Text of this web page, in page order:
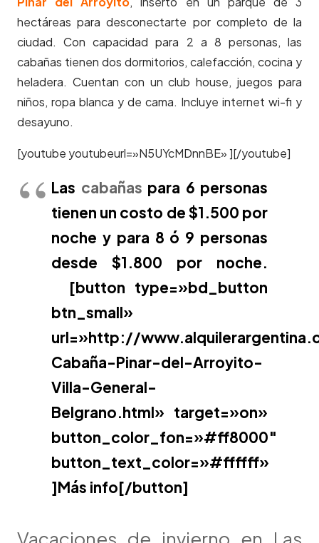
hectáreas para desconectarte por completo de la
ciudad. Con capacidad para 2 a 8 personas, las
cabañas tienen dos dormitorios, calefacción, cocina y
heladera. Cuentan con un club house, juegos para
niños, ropa blanca y de cama. Incluye internet wi-fi y
desayuno.
[youtube youtubeurl=»N5UYcMDnnBE» ][/youtube]
Las cabañas para 6 personas
tienen un costo de $1.500 por
noche y para 8 ó 9 personas
desde $1.800 por noche.
[button type=»bd_button
btn_small»
url=»http://
Cabaña-Pinar-del-Arroyito-
Villa-General-
Belgrano.html» target=»on»
button_color_fon=»#ff8000″
button_text_color=»#ffffff»
]Más info[/button]